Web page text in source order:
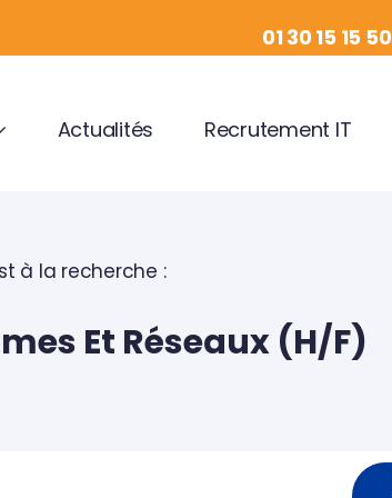
01 30 15 15 50
Actualités Recrutement IT
à la recherche :
Et Réseaux (H/F)